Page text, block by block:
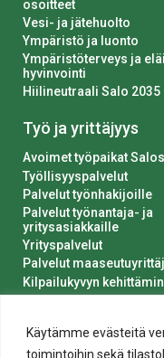
Käytämme evästeitä
toimintoihin sekä
osoitteet
Vesi- ja jätehuolto
Ympäristö ja luonto
Ympäristöterveys ja
hyvinvointi
Hiilineutraali Salo 2035
Työ ja yrittäjyys
Avoimet työpaikat
Työllisyyspalvelut
Palvelut työnhakijoille
Palvelut työnantaja- ja
yritysasiakkaille
Yrityspalvelut
Palvelut
Kilpailukyvyn